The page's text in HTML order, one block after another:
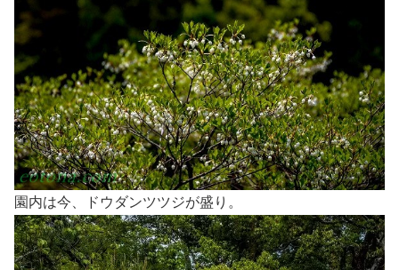
園内は今、ドウダンツツジが盛り。